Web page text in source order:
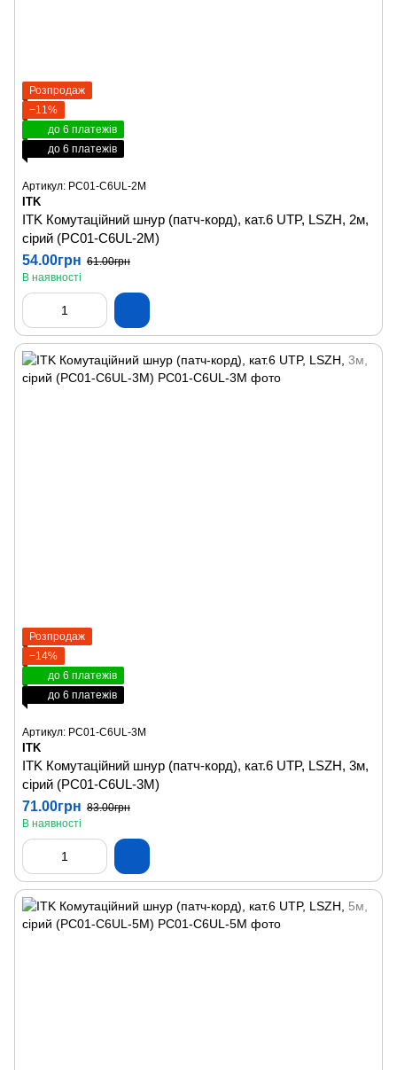
Розпродаж
−11%
до 6 платежів
до 6 платежів
Артикул: PC01-C6UL-2M
ITK
ITK Комутаційний шнур (патч-корд), кат.6 UTP, LSZH, 2м,
сірий (PC01-C6UL-2M)
54.00грн 61.00грн
В наявності
Розпродаж
−14%
до 6 платежів
до 6 платежів
Артикул: PC01-C6UL-3M
ITK
ITK Комутаційний шнур (патч-корд), кат.6 UTP, LSZH, 3м,
сірий (PC01-C6UL-3M)
71.00грн 83.00грн
В наявності